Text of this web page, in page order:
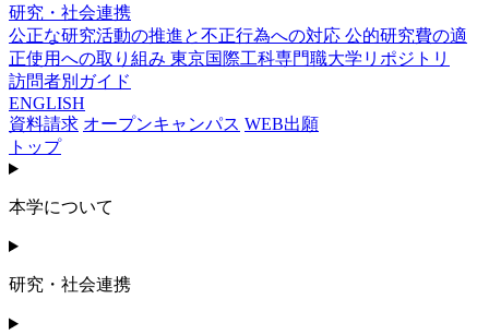
研究・社会連携
公正な研究活動の推進と不正行為への対応 公的研究費の適
正使用への取り組み 東京国際工科専門職大学リポジトリ
訪問者別ガイド
ENGLISH
資料請求 オープンキャンパス WEB出願
トップ
本学について
研究・社会連携